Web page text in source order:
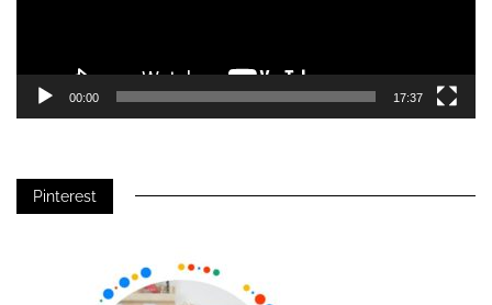
00:00 17:37
Pinterest